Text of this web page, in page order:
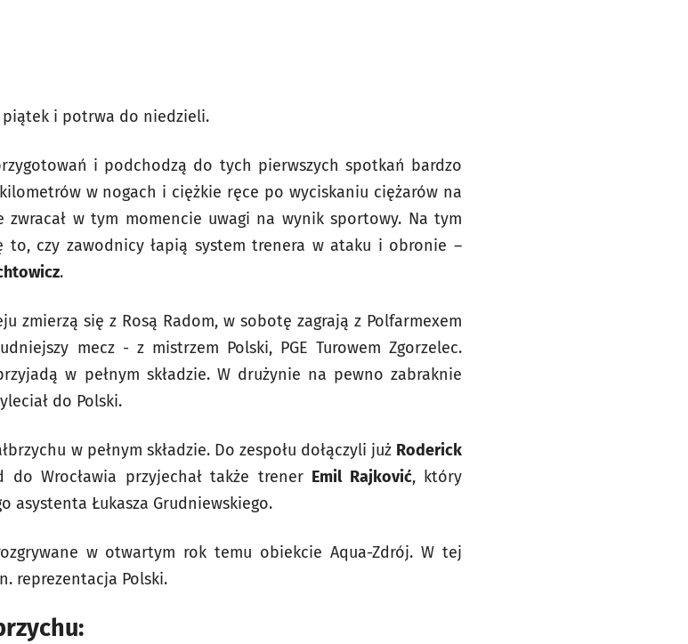
piątek i potrwa do niedzieli.
i podchodzą do tych pierwszych spotkań bardzo
w nogach i ciężkie ręce po wyciskaniu ciężarów na
zwracał w tym momencie uwagi na wynik sportowy. Na tym
to, czy zawodnicy łapią system trenera w ataku i obronie –
.
zmierzą się z Rosą Radom, w sobotę zagrają z Polfarmexem
mecz - z mistrzem Polski, PGE Turowem Zgorzelec.
w pełnym składzie. W drużynie na pewno zabraknie
do Polski.
w pełnym składzie. Do zespołu dołączyli już Roderick
do Wrocławia przyjechał także trener Emil Rajković, który
asystenta Łukasza Grudniewskiego.
w otwartym rok temu obiekcie Aqua-Zdrój. W tej
reprezentacja Polski.